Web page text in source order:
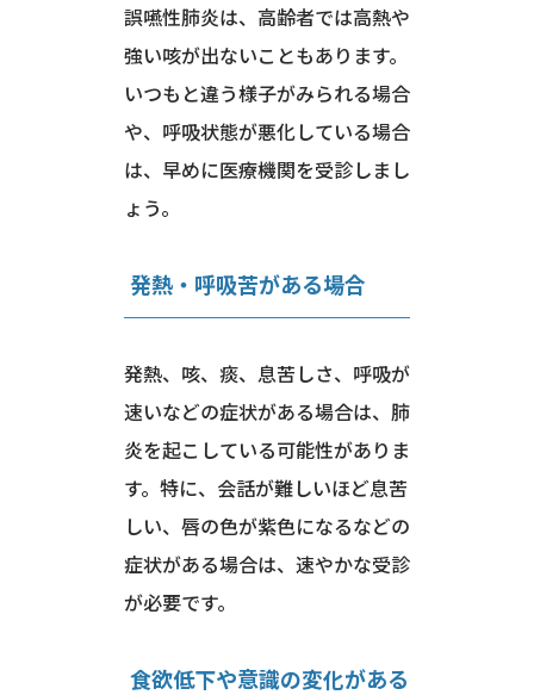
誤嚥性肺炎は、高齢者では高熱や
強い咳が出ないこともあります。
いつもと違う様子がみられる場合
や、呼吸状態が悪化している場合
は、早めに医療機関を受診しまし
ょう。
発熱・呼吸苦がある場合
発熱、咳、痰、息苦しさ、呼吸が
速いなどの症状がある場合は、肺
炎を起こしている可能性がありま
す。特に、会話が難しいほど息苦
しい、唇の色が紫色になるなどの
症状がある場合は、速やかな受診
が必要です。
食欲低下や意識の変化がある